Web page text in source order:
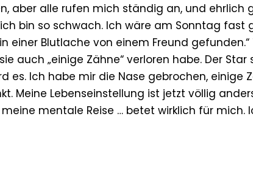
aber alle rufen mich ständig an, und ehrlich
bin so schwach. Ich wäre am Sonntag fast
einer Blutlache von einem Freund
auch „einige Zähne“ verloren habe. Der Star
es. Ich habe mir die Nase gebrochen, einige
Meine Lebenseinstellung ist jetzt völlig
mentale Reise … betet wirklich für mich.